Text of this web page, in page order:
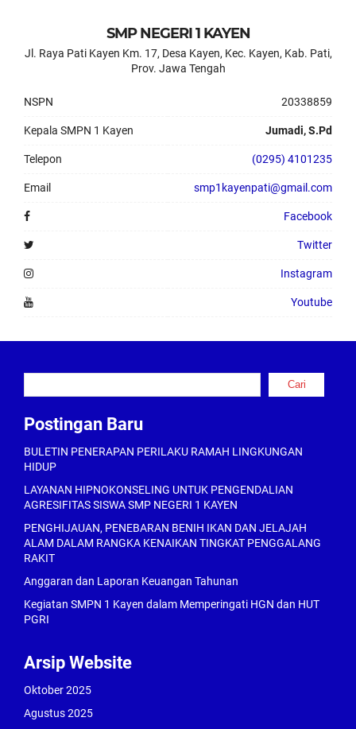
SMP NEGERI 1 KAYEN
Jl. Raya Pati Kayen Km. 17, Desa Kayen, Kec. Kayen, Kab. Pati,
Prov. Jawa Tengah
NSPN 20338859
Kepala SMPN 1 Kayen Jumadi, S.Pd
Telepon (0295) 4101235
Email smp1kayenpati@gmail.com
Facebook
Twitter
Instagram
Youtube
Cari
Postingan Baru
BULETIN PENERAPAN PERILAKU RAMAH LINGKUNGAN
HIDUP
LAYANAN HIPNOKONSELING UNTUK PENGENDALIAN
AGRESIFITAS SISWA SMP NEGERI 1 KAYEN
PENGHIJAUAN, PENEBARAN BENIH IKAN DAN JELAJAH
ALAM DALAM RANGKA KENAIKAN TINGKAT PENGGALANG
RAKIT
Anggaran dan Laporan Keuangan Tahunan
Kegiatan SMPN 1 Kayen dalam Memperingati HGN dan HUT
PGRI
Arsip Website
Oktober 2025
Agustus 2025